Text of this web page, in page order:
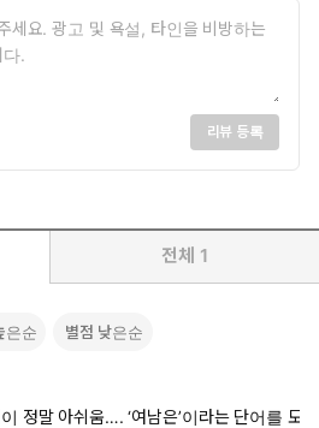
리뷰 등록
전체 1
은순 별점 낮은순
정말 아쉬움…. ‘여남은’이라는 단어를 도